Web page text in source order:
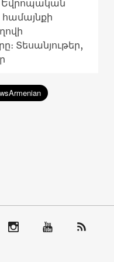
Եվրոպական
Տեսանյութեր,